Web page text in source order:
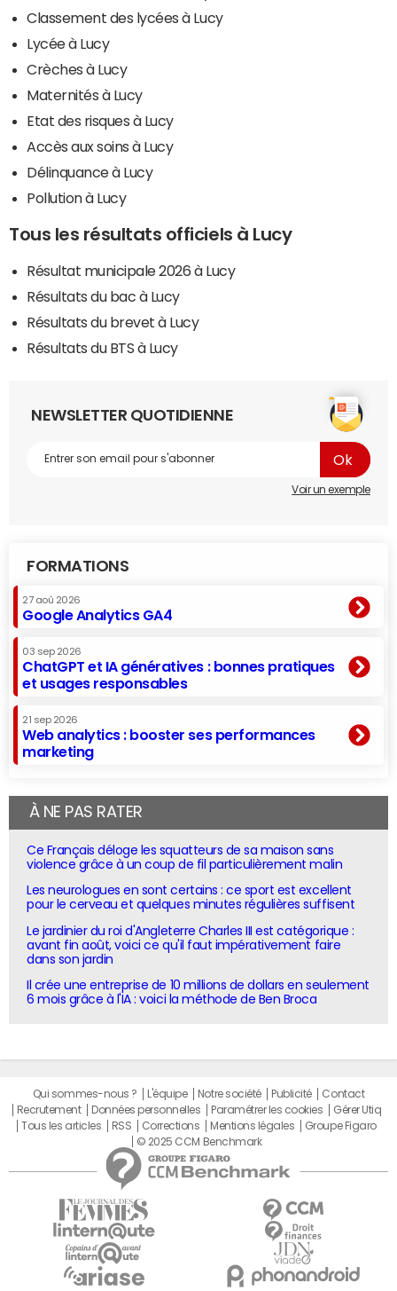
Classement des lycées à Lucy
Lycée à Lucy
Crèches à Lucy
Maternités à Lucy
Etat des risques à Lucy
Accès aux soins à Lucy
Délinquance à Lucy
Pollution à Lucy
Tous les résultats officiels à Lucy
Résultat municipale 2026 à Lucy
Résultats du bac à Lucy
Résultats du brevet à Lucy
Résultats du BTS à Lucy
NEWSLETTER QUOTIDIENNE
Voir un exemple
FORMATIONS
27 aoû 2026
Google Analytics GA4
03 sep 2026
ChatGPT et IA génératives : bonnes pratiques
et usages responsables
21 sep 2026
Web analytics : booster ses performances
marketing
À NE PAS RATER
Ce Français déloge les squatteurs de sa maison sans
violence grâce à un coup de fil particulièrement malin
Les neurologues en sont certains : ce sport est excellent
pour le cerveau et quelques minutes régulières suffisent
Le jardinier du roi d'Angleterre Charles III est catégorique :
avant fin août, voici ce qu'il faut impérativement faire
dans son jardin
Il crée une entreprise de 10 millions de dollars en seulement
6 mois grâce à l'IA : voici la méthode de Ben Broca
Qui sommes-nous ? L'équipe Notre société Publicité
Contact
Recrutement
Données personnelles Paramétrer les cookies
Gérer Utiq
Tous les articles
RSS Corrections Mentions légales
Groupe Figaro
© 2025 CCM Benchmark